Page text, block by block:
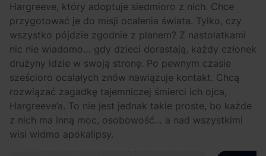
Hargreeve, który adoptuje siedmioro z nich. Chce
przygotować je do misji ocalenia świata. Tylko, czy
wszystko pójdzie zgodnie z planem? Z nastolatkami
nic nie wiadomo… gdy dzieci dorastają, każdy członek
drużyny idzie w swoją stronę. Po pewnym czasie
sześcioro ocalałych znów nawiązuje kontakt. Chcą
rozwiązać zagadkę tajemniczej śmierci ich ojca,
Hargreeve’a. To nie jest jednak takie proste, bo każde
z nich ma inną moc, osobowość… a nad wszystkimi
wisi widmo apokalipsy.